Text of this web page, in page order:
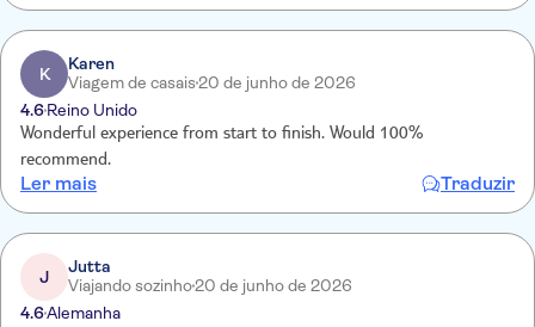
beperkte ze erg in tijd. Zowel ontbijt als lunch niet te eten !!!! Echt
slecht en dat vond gans de groep. Franse taal onverstaanbaar van
de gids..Engels nog grotere ramp. Blij dat het eind van de dag was.
Koppijn door haar aanhoudend getater.
K
Karen
Viagem de casais20 de junho de 2026
4.6Reino Unido
Wonderful experience from start to finish. Would 100%
recommend.
Ler mais Traduzir
J
Jutta
Viajando sozinho20 de junho de 2026
4.6Alemanha